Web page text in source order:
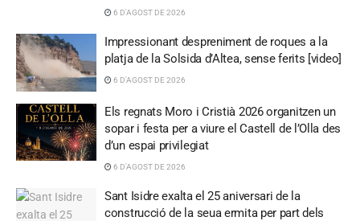
6 D'AGOST DE 2026
Impressionant despreniment de roques a la
platja de la Solsida d’Altea, sense ferits [video]
6 D'AGOST DE 2026
Els regnats Moro i Cristià 2026 organitzen un
sopar i festa per a viure el Castell de l’Olla des
d’un espai privilegiat
6 D'AGOST DE 2026
Sant Isidre exalta el 25 aniversari de la
construcció de la seua ermita per part dels